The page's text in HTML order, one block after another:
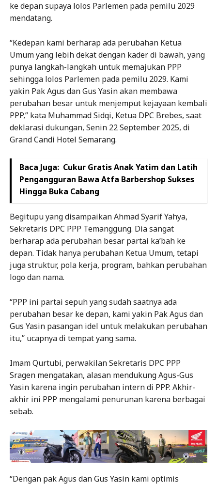
ke depan supaya lolos Parlemen pada pemilu 2029
mendatang.
“Kedepan kami berharap ada perubahan Ketua
Umum yang lebih dekat dengan kader di bawah, yang
punya langkah-langkah untuk memajukan PPP
sehingga lolos Parlemen pada pemilu 2029. Kami
yakin Pak Agus dan Gus Yasin akan membawa
perubahan besar untuk menjemput kejayaan kembali
PPP,” kata Muhammad Sidqi, Ketua DPC Brebes, saat
deklarasi dukungan, Senin 22 September 2025, di
Grand Candi Hotel Semarang.
Baca Juga: Cukur Gratis Anak Yatim dan Latih
Pengangguran Bawa Atfa Barbershop Sukses
Hingga Buka Cabang
Begitupu yang disampaikan Ahmad Syarif Yahya,
Sekretaris DPC PPP Temanggung. Dia sangat
berharap ada perubahan besar partai ka’bah ke
depan. Tidak hanya perubahan Ketua Umum, tetapi
juga struktur, pola kerja, program, bahkan perubahan
logo dan nama.
“PPP ini partai sepuh yang sudah saatnya ada
perubahan besar ke depan, kami yakin Pak Agus dan
Gus Yasin pasangan idel untuk melakukan perubahan
itu,” ucapnya di tempat yang sama.
Imam Qurtubi, perwakilan Sekretaris DPC PPP
Sragen mengatakan, alasan mendukung Agus-Gus
Yasin karena ingin perubahan intern di PPP. Akhir-
akhir ini PPP mengalami penurunan karena berbagai
sebab.
“Dengan pak Agus dan Gus Yasin kami optimis